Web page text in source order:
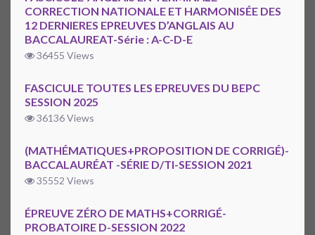
CORRECTION NATIONALE ET HARMONISÉE DES
12 DERNIERES EPREUVES D’ANGLAIS AU
BACCALAUREAT-Série : A-C-D-E
36455 Views
FASCICULE TOUTES LES EPREUVES DU BEPC
SESSION 2025
36136 Views
(MATHÉMATIQUES+PROPOSITION DE CORRIGÉ)-
BACCALAURÉAT -SÉRIE D/TI-SESSION 2021
35552 Views
ÉPREUVE ZÉRO DE MATHS+CORRIGÉ-
PROBATOIRE D-SESSION 2022